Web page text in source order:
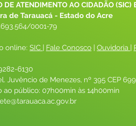
DE ATENDIMENTO AO CIDADÃO (SIC)
de Tarauacá - Estado do Acre
0001-79
online: SIC | Fale Conosco | Ouvidoria |
6130
Juvêncio de Menezes, nº 395 CEP
ao público: 07h00min às 14h00min